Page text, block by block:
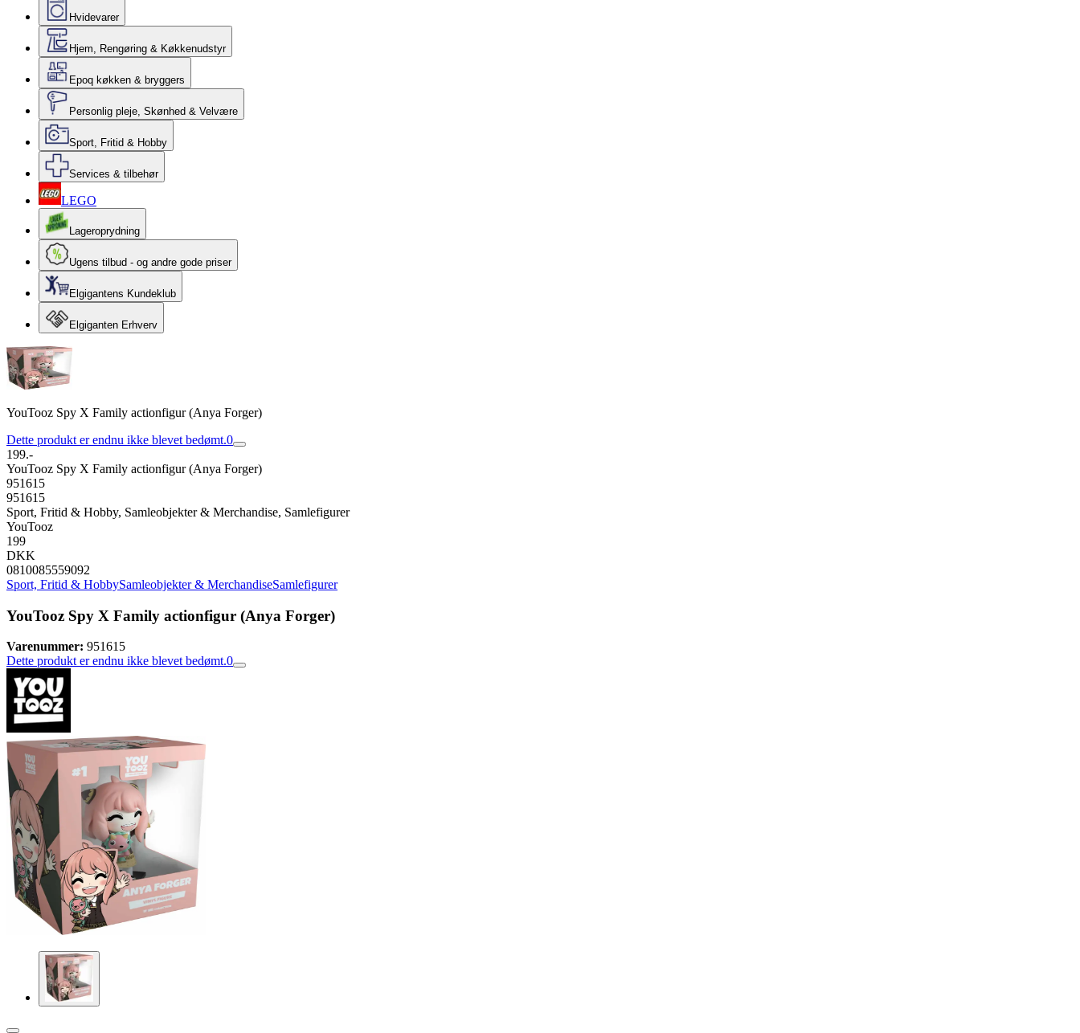
Hvidevarer
Hjem, Rengøring & Køkkenudstyr
Epoq køkken & bryggers
Personlig pleje, Skønhed & Velvære
Sport, Fritid & Hobby
Services & tilbehør
LEGO
Lageroprydning
Ugens tilbud - og andre gode priser
Elgigantens Kundeklub
Elgiganten Erhverv
YouTooz Spy X Family actionfigur (Anya Forger)
Dette produkt er endnu ikke blevet bedømt.0
199.-
YouTooz Spy X Family actionfigur (Anya Forger)
951615
951615
Sport, Fritid & Hobby, Samleobjekter & Merchandise, Samlefigurer
YouTooz
199
DKK
0810085559092
Sport, Fritid & HobbySamleobjekter & MerchandiseSamlefigurer
YouTooz Spy X Family actionfigur (Anya Forger)
Varenummer: 951615
Dette produkt er endnu ikke blevet bedømt.0